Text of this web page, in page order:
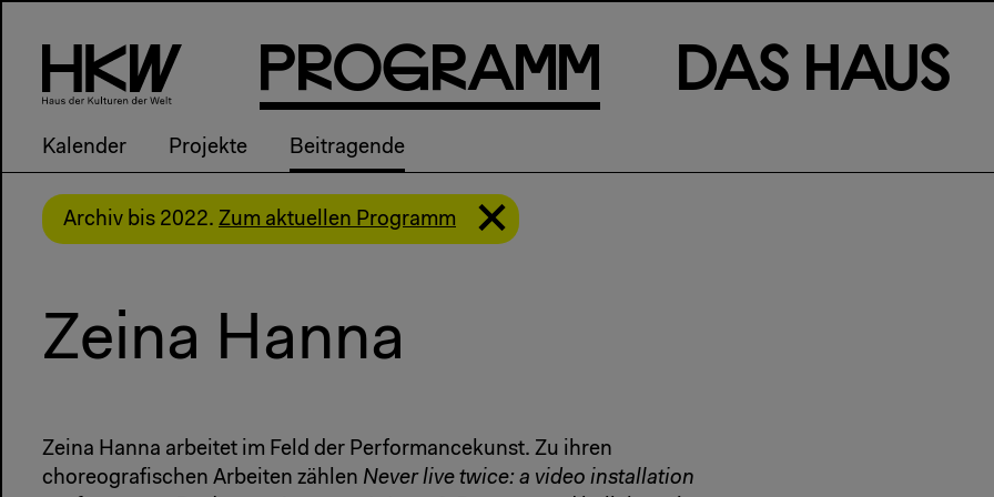
PRog Ram m
Kalender Projekte Beitragende
Das Haus
Archiv bis 2022. Zum aktuellen Programm
Zeina Hanna
Zeina Hanna arbeitet im Feld der Performancekunst. Zu ihren
choreografischen Arbeiten zählen Never live twice: a video installation